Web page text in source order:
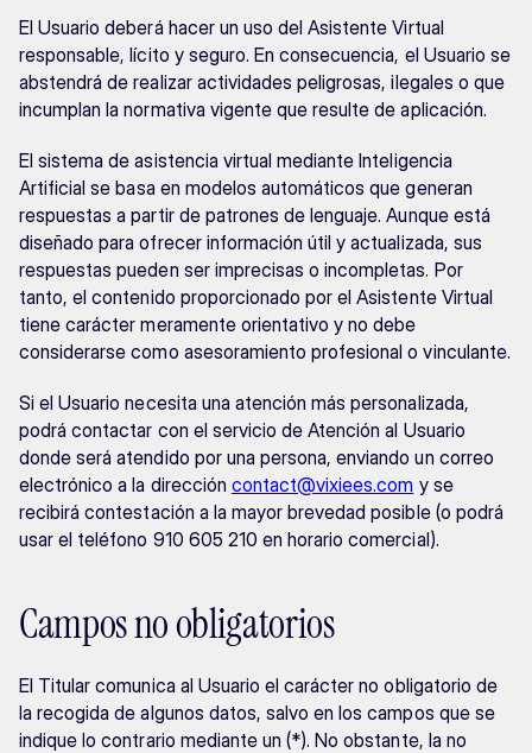
El Usuario deberá hacer un uso del Asistente Virtual
responsable, lícito y seguro. En consecuencia, el Usuario se
abstendrá de realizar actividades peligrosas, ilegales o que
incumplan la normativa vigente que resulte de aplicación.
El sistema de asistencia virtual mediante Inteligencia
Artificial se basa en modelos automáticos que generan
respuestas a partir de patrones de lenguaje. Aunque está
diseñado para ofrecer información útil y actualizada, sus
respuestas pueden ser imprecisas o incompletas. Por
tanto, el contenido proporcionado por el Asistente Virtual
tiene carácter meramente orientativo y no debe
considerarse como asesoramiento profesional o vinculante.
Si el Usuario necesita una atención más personalizada,
podrá contactar con el servicio de Atención al Usuario
donde será atendido por una persona, enviando un correo
electrónico a la dirección contact@vixiees.com y se
recibirá contestación a la mayor brevedad posible (o podrá
usar el teléfono 910 605 210 en horario comercial).
Campos no obligatorios
El Titular comunica al Usuario el carácter no obligatorio de
la recogida de algunos datos, salvo en los campos que se
indique lo contrario mediante un (*). No obstante, la no